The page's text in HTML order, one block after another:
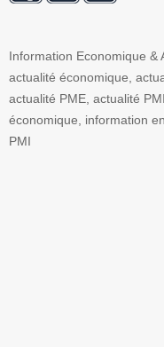
Information Economique &
actualité économique,
actualité PME, actualité
économique, information
PMI